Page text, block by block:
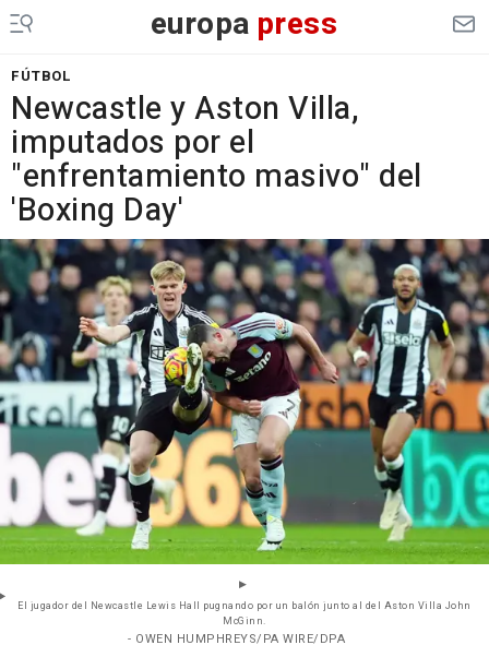
europa press
FÚTBOL
Newcastle y Aston Villa,
imputados por el
"enfrentamiento masivo" del
'Boxing Day'
El jugador del Newcastle Lewis Hall pugnando por un balón junto al del Aston Villa John
McGinn.
- OWEN HUMPHREYS/PA WIRE/DPA